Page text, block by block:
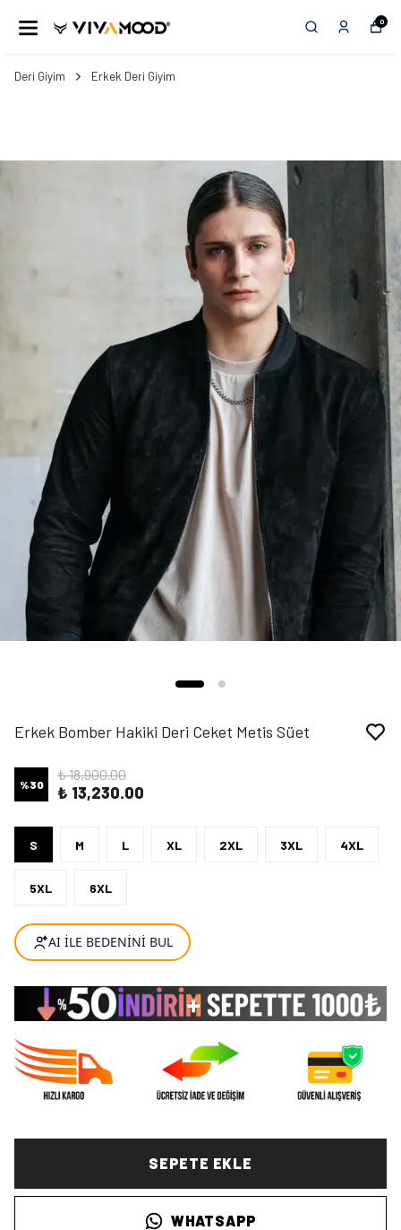
0
Deri Giyim Erkek Deri Giyim
Erkek Bomber Hakiki Deri Ceket Metis Süet
%30
₺ 18,900.00
₺ 13,230.00
S M L XL 2XL 3XL 4XL
5XL 6XL
SEPETE EKLE
WHATSAPP